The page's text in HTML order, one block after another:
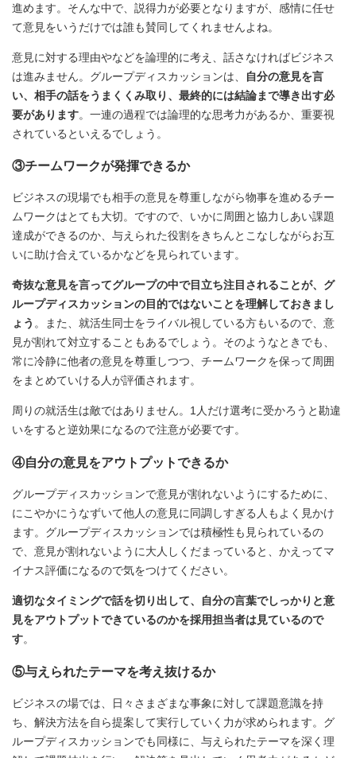
進めます。そんな中で、説得力が必要となりますが、感情に任せ
て意見をいうだけでは誰も賛同してくれませんよね。
意見に対する理由やなどを論理的に考え、話さなければビジネス
は進みません。グループディスカッションは、
自分の意見を言
い、相手の話をうまくくみ取り、最終的には結論まで導き出す必
要があります。一連の過程では論理的な思考力があるか、重要視
されているといえるでしょう。
③チームワークが発揮できるか
ビジネスの現場でも相手の意見を尊重しながら物事を進めるチー
ムワークはとても大切。ですので、いかに周囲と協力しあい課題
達成ができるのか、与えられた役割をきちんとこなしながらお互
いに助け合えているかなどを見られています。
奇抜な意見を言ってグループの中で目立ち注目されることが、グ
ループディスカッションの目的ではないことを理解しておきまし
ょう 。また、就活生同士をライバル視している方もいるので、意
見が割れて対立することもあるでしょう。そのようなときでも、
常に冷静に他者の意見を尊重しつつ、チームワークを保って周囲
をまとめていける人が評価されます。
周りの就活生は敵ではありません。1人だけ選考に受かろうと勘違
いをすると逆効果になるので注意が必要です。
④自分の意見をアウトプットできるか
グループディスカッションで意見が割れないようにするために、
にこやかにうなずいて他人の意見に同調しすぎる人もよく見かけ
ます。グループディスカッションでは積極性も見られているの
で、意見が割れないように大人しくだまっていると、かえってマ
イナス評価になるので気をつけてください。
適切なタイミングで話を切り出して、自分の言葉でしっかりと意
見をアウトプットできているのかを採用担当者は見ているので
す。
⑤与えられたテーマを考え抜けるか
ビジネスの場では、日々さまざまな事象に対して課題意識を持
ち、解決方法を自ら提案して実行していく力が求められます。グ
ループディスカッションでも同様に、与えられたテーマを深く理